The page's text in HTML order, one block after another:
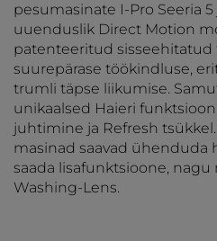
pesumasinate I-Pro Seeria
uuenduslik Direct Motion
patenteeritud sisseehitatud
suurepärase töökindluse,
trumli täpse liikumise.
unikaalsed Haieri
juhtimine ja Refresh
masinad saavad ühenduda
saada lisafunktsioone, nagu
Washing-Lens.